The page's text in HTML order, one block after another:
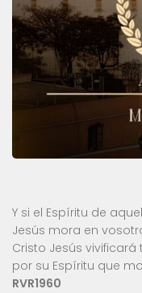
Y si el Espíritu de
Jesús mora en
Cristo Jesús
por su Espíritu que
RVR1960